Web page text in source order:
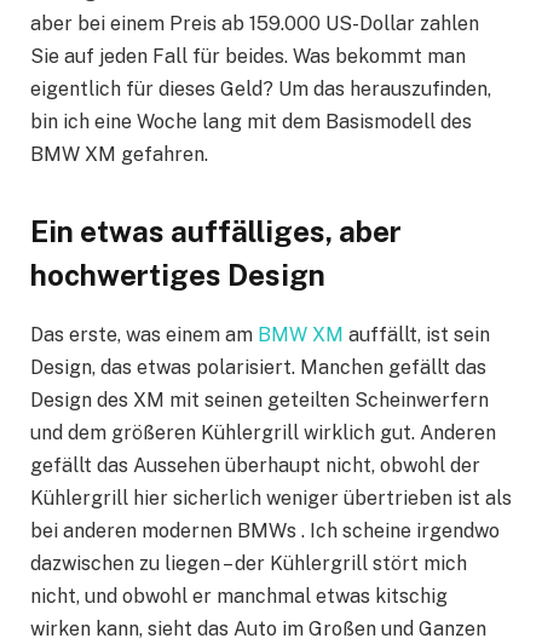
aber bei einem Preis ab 159.000 US-Dollar zahlen
Sie auf jeden Fall für beides. Was bekommt man
eigentlich für dieses Geld? Um das herauszufinden,
bin ich eine Woche lang mit dem Basismodell des
BMW XM gefahren.
Ein etwas auffälliges, aber
hochwertiges Design
Das erste, was einem am BMW XM auffällt, ist sein
Design, das etwas polarisiert. Manchen gefällt das
Design des XM mit seinen geteilten Scheinwerfern
und dem größeren Kühlergrill wirklich gut. Anderen
gefällt das Aussehen überhaupt nicht, obwohl der
Kühlergrill hier sicherlich weniger übertrieben ist als
bei anderen modernen BMWs . Ich scheine irgendwo
dazwischen zu liegen – der Kühlergrill stört mich
nicht, und obwohl er manchmal etwas kitschig
wirken kann, sieht das Auto im Großen und Ganzen